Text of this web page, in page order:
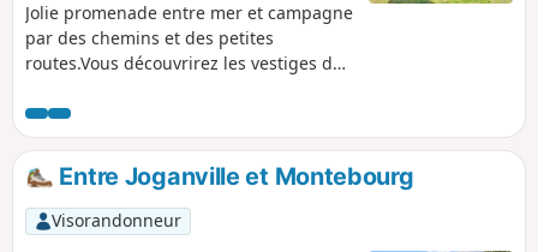
Jolie promenade entre mer et campagne
par des chemins et des petites
routes.Vous découvrirez les vestiges de
dominant la petite vallée de la Sinope.
En faisant le tour du charmant petit port
vous passerez sur les portes à flots.
Entre Joganville et Montebourg
Visorandonneur